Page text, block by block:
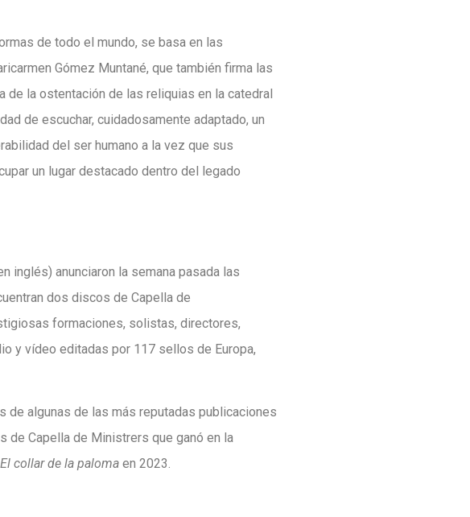
de todo el mundo, se basa en las
Gómez Muntané, que también firma las
de la ostentación de las reliquias en la catedral
de escuchar, cuidadosamente adaptado, un
del ser humano a la vez que sus
un lugar destacado dentro del legado
inglés) anunciaron la semana pasada las
dos discos de Capella de
formaciones, solistas, directores,
y vídeo editadas por 117 sellos de Europa,
de algunas de las más reputadas publicaciones
Capella de Ministrers que ganó en la
El collar de la paloma en 2023.